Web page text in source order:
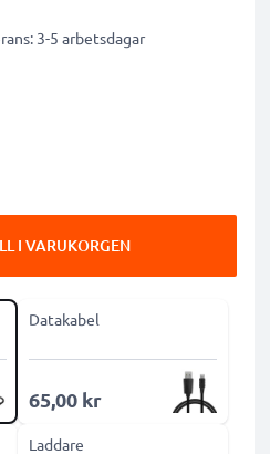
3-5 arbetsdagar
I VARUKORGEN
Datakabel
65,00 kr
Laddare